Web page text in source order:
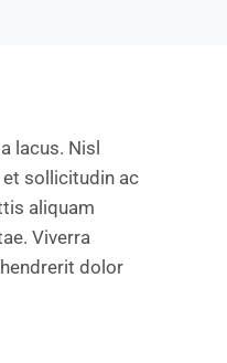
lacus. Nisl
sollicitudin ac
aliquam
Viverra
dolor